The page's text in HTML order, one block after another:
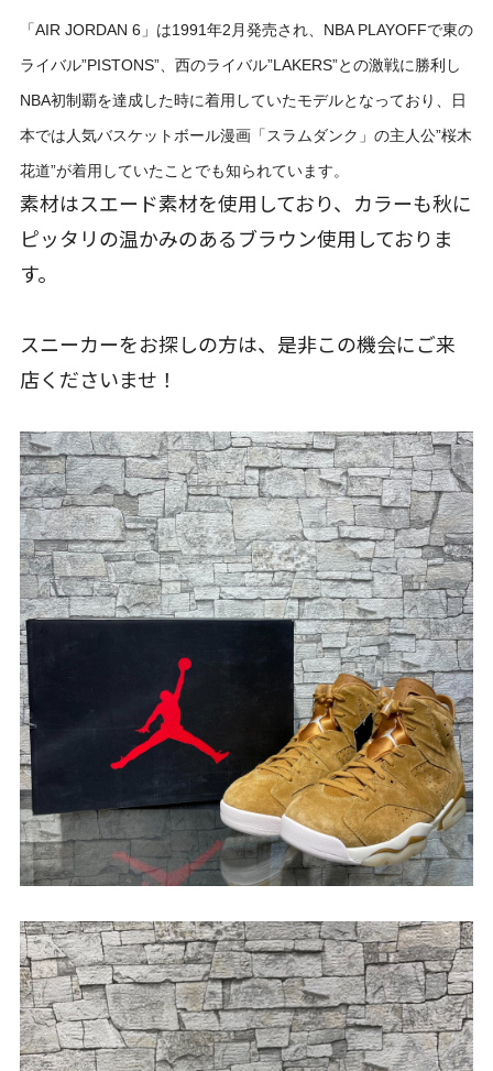
「AIR JORDAN 6」は1991年2月発売され、NBA PLAYOFFで東の
ライバル”PISTONS”、西のライバル”LAKERS”との激戦に勝利し
NBA初制覇を達成した時に着用していたモデルとなっており、日
本では人気バスケットボール漫画「スラムダンク」の主人公”桜木
花道”が着用していたことでも知られています。
素材はスエード素材を使用しており、カラーも秋に
ピッタリの温かみのあるブラウン使用しておりま
す。
スニーカーをお探しの方は、是非この機会にご来
店くださいませ！